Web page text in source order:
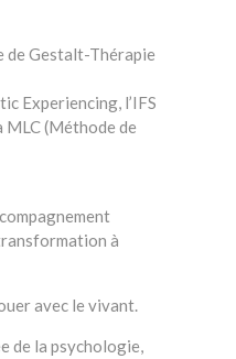
de Gestalt-Thérapie
Experiencing, l’IFS
MLC (Méthode de
à
avec le vivant.
de la psychologie,